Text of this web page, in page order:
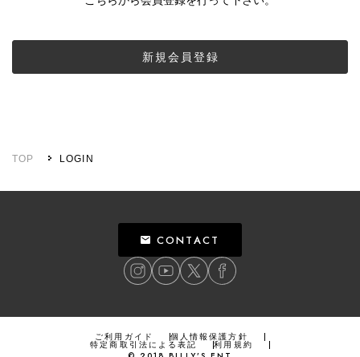
新規会員登録
TOP LOGIN
CONTACT
ご利用ガイド 個人情報保護方針
特定商取引法による表記
利用規約